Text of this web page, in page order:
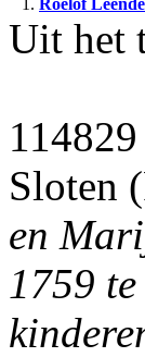
1. Roelof
Uit het
Sloten
en
1759